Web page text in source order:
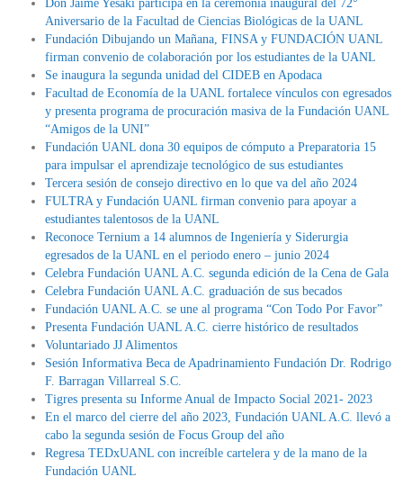
Don Jaime Yesaki participa en la ceremonia inaugural del 72°
Aniversario de la Facultad de Ciencias Biológicas de la UANL
Fundación Dibujando un Mañana, FINSA y FUNDACIÓN UANL
firman convenio de colaboración por los estudiantes de la UANL
Se inaugura la segunda unidad del CIDEB en Apodaca
Facultad de Economía de la UANL fortalece vínculos con egresados
y presenta programa de procuración masiva de la Fundación UANL
“Amigos de la UNI”
Fundación UANL dona 30 equipos de cómputo a Preparatoria 15
para impulsar el aprendizaje tecnológico de sus estudiantes
Tercera sesión de consejo directivo en lo que va del año 2024
FULTRA y Fundación UANL firman convenio para apoyar a
estudiantes talentosos de la UANL
Reconoce Ternium a 14 alumnos de Ingeniería y Siderurgia
egresados de la UANL en el periodo enero – junio 2024
Celebra Fundación UANL A.C. segunda edición de la Cena de Gala
Celebra Fundación UANL A.C. graduación de sus becados
Fundación UANL A.C. se une al programa “Con Todo Por Favor”
Presenta Fundación UANL A.C. cierre histórico de resultados
Voluntariado JJ Alimentos
Sesión Informativa Beca de Apadrinamiento Fundación Dr. Rodrigo
F. Barragan Villarreal S.C.
Tigres presenta su Informe Anual de Impacto Social 2021- 2023
En el marco del cierre del año 2023, Fundación UANL A.C. llevó a
cabo la segunda sesión de Focus Group del año
Regresa TEDxUANL con increíble cartelera y de la mano de la
Fundación UANL